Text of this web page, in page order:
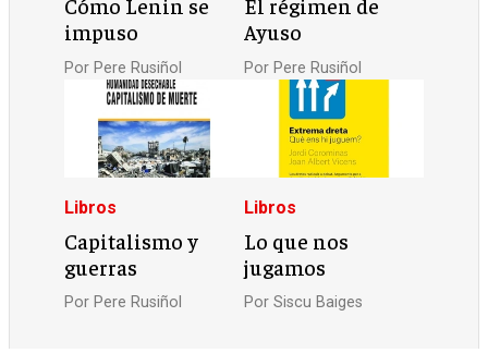
Cómo Lenin se
impuso
Por Pere Rusiñol
El régimen de
Ayuso
Por Pere Rusiñol
Libros
Capitalismo y
guerras
Por Pere Rusiñol
Libros
Lo que nos
jugamos
Por Siscu Baiges